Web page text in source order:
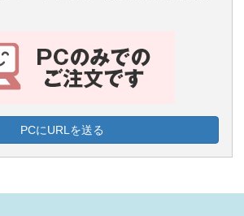
PCにURLを送る